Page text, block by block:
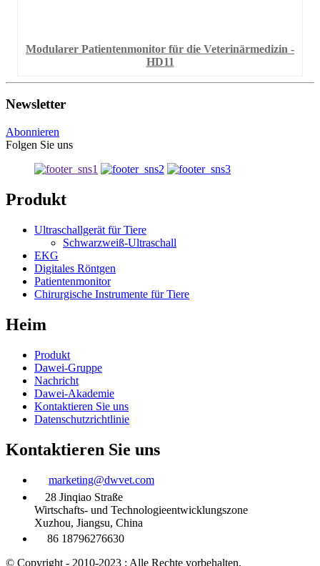
Modularer Patientenmonitor für die Veterinärmedizin -
HD11
Newsletter
Abonnieren
Folgen Sie uns
Produkt
Ultraschallgerät für Tiere
Schwarzweiß-Ultraschall
EKG
Digitales Röntgen
Patientenmonitor
Chirurgische Instrumente für Tiere
Heim
Produkt
Dawei-Gruppe
Nachricht
Dawei-Akademie
Kontaktieren Sie uns
Datenschutzrichtlinie
Kontaktieren Sie uns
marketing@dwvet.com
28 Jinqiao Straße
Wirtschafts- und Technologieentwicklungszone
Xuzhou, Jiangsu, China
86 18796276630
© Copyright - 2010-2023 : Alle Rechte vorbehalten.